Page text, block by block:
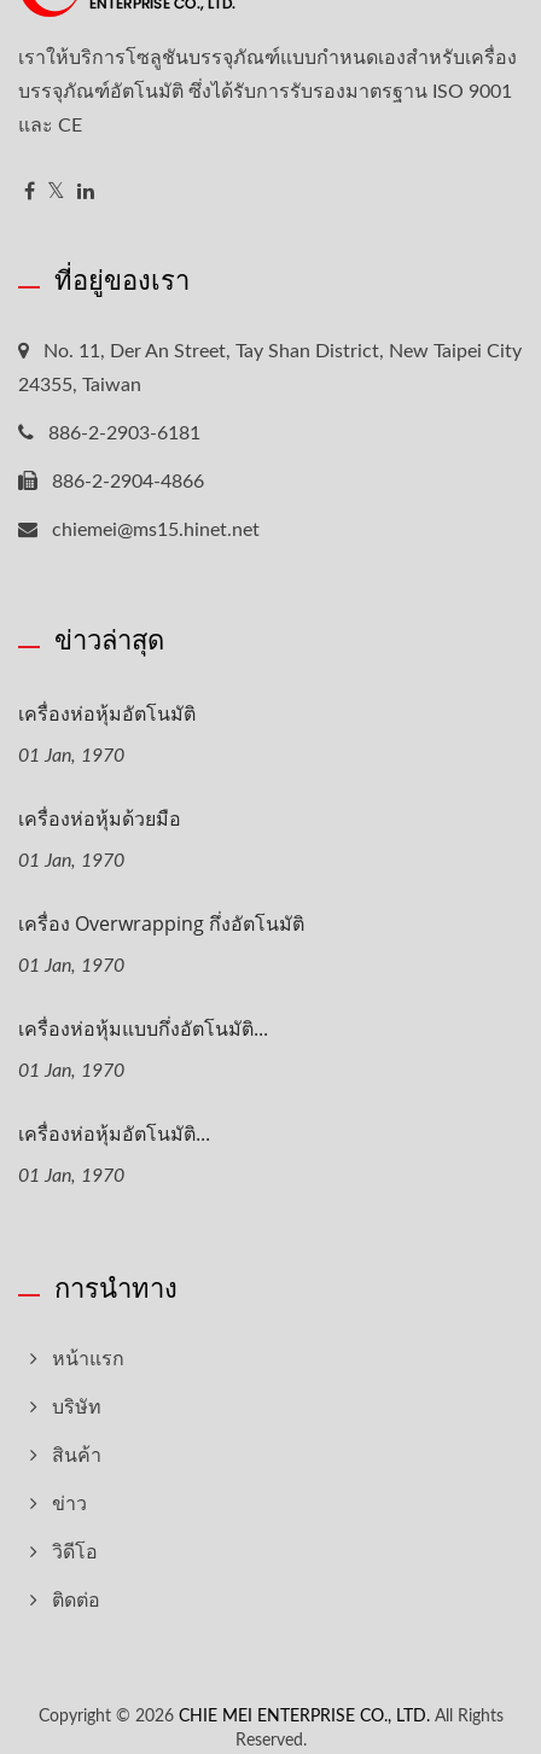
เราให้บริการโซลูชันบรรจุภัณฑ์แบบกำหนดเองสำหรับเครื่อง
บรรจุภัณฑ์อัตโนมัติ ซึ่งได้รับการรับรองมาตรฐาน ISO 9001
และ CE
ที่อยู่ของเรา
No. 11, Der An Street, Tay Shan District, New Taipei City
24355, Taiwan
886-2-2903-6181
886-2-2904-4866
chiemei@ms15.hinet.net
ข่าวล่าสุด
เครื่องห่อหุ้มอัตโนมัติ
01 Jan, 1970
เครื่องห่อหุ้มด้วยมือ
01 Jan, 1970
เครื่อง Overwrapping กึ่งอัตโนมัติ
01 Jan, 1970
เครื่องห่อหุ้มแบบกึ่งอัตโนมัติ...
01 Jan, 1970
เครื่องห่อหุ้มอัตโนมัติ...
01 Jan, 1970
การนำทาง
หน้าแรก
บริษัท
สินค้า
ข่าว
วิดีโอ
ติดต่อ
Copyright © 2026 CHIE MEI ENTERPRISE CO., LTD.All Rights
Reserved.